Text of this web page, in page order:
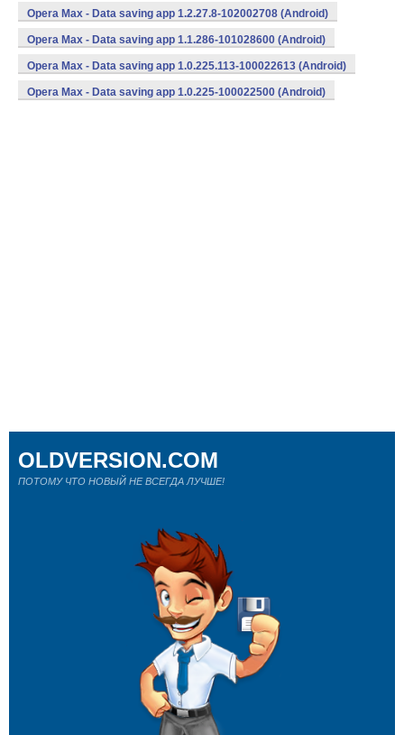
(armeabi) (Android)
Opera Max - Data saving app 1.2.27.8-102002708 (Android)
Opera Max - Data saving app 1.1.286-101028600 (Android)
Opera Max - Data saving app 1.0.225.113-100022613 (Android)
Opera Max - Data saving app 1.0.225-100022500 (Android)
OLDVERSION.COM
ПОТОМУ ЧТО НОВЫЙ НЕ ВСЕГДА ЛУЧШЕ!